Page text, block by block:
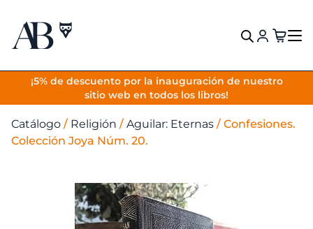
¡5% de descuento por la inauguración de nuestro
sitio web en todos los libros!
VOLVER
Catálogo / Religión / Aguilar: Eternas / Confesiones.
Colección Joya Núm. 20.